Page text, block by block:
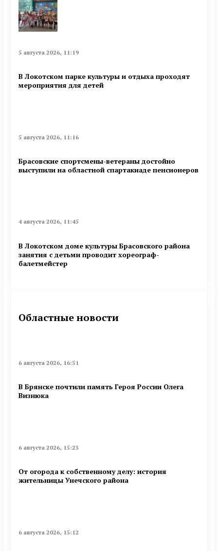
5 августа 2026, 11:19
В Локотском парке культуры и отдыха проходят
мероприятия для детей
5 августа 2026, 11:16
Брасовские спортсмены-ветераны достойно
выступили на областной спартакиаде пенсионеров
4 августа 2026, 11:45
В Локотском доме культуры Брасовского района
занятия с детьми проводит хореограф-
балетмейстер
Областные новости
6 августа 2026, 16:51
В Брянске почтили память Героя России Олега
Визнюка
6 августа 2026, 15:23
От огорода к собственному делу: история
жительницы Унечского района
6 августа 2026, 15:12